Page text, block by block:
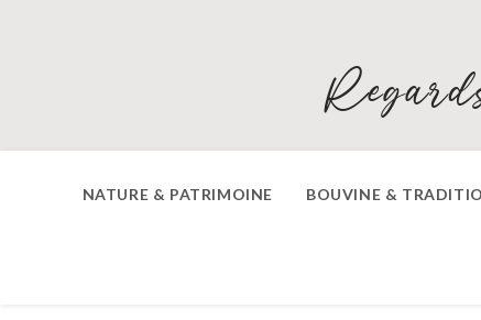
NATURE & PATRIMOINE BOUVINE &